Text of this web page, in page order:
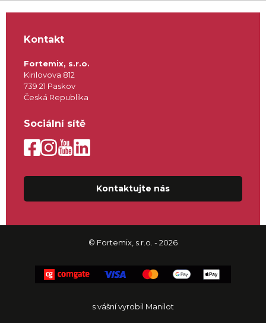
© Fortemix, s.r.o. - 2026
s vášní vyrobil Manilot
Kontakt
Fortemix, s.r.o.
Kirilovova 812
739 21 Paskov
Česká Republika
Sociální sítě
Kontaktujte nás